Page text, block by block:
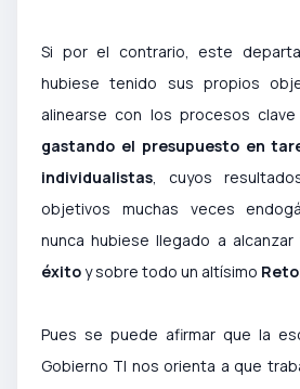
Si por el contrario, este
hubiese tenido sus propios
alinearse con los procesos
gastando el presupuesto en
individualistas, cuyos
objetivos muchas veces
nunca hubiese llegado a
éxitoy sobre todo un altísimo
Pues se puede afirmar que la
Gobierno TI nos orienta a que